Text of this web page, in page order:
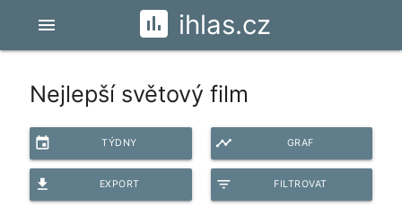
ihlas.cz
menu
Nejlepší světový film
event TÝDNY timeline GRAF
file_download EXPORT filter_list FILTROVAT